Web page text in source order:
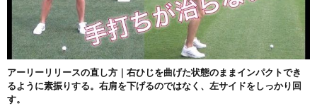
アーリーリリースの直し方｜右ひじを曲げた状態のままインパクトでき
るように素振りする。右肩を下げるのではなく、左サイドをしっかり回
す。